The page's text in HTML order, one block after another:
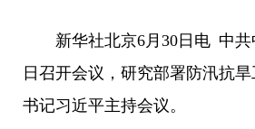
新华社北京6月30日电 中
日召开会议，研究部署防汛抗
书记习近平主持会议。